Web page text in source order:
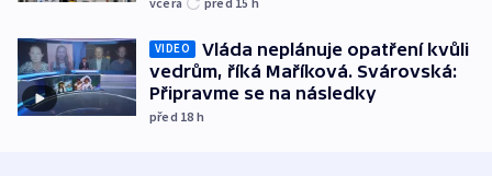
VIDEO
Vláda neplánuje opatření kvůli
vedrům, říká Maříková. Svárovská:
Připravme se na následky
před 18 h